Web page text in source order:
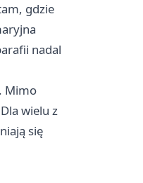
gdzie
nadal
Mimo
wielu z
się